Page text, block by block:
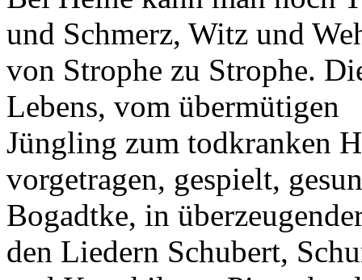
und Schmerz, Witz und
von Strophe zu Strophe.
Lebens, vom übermütigen
Jüngling zum todkranken
vorgetragen, gespielt,
Bogadtke, in
den Liedern Schubert,